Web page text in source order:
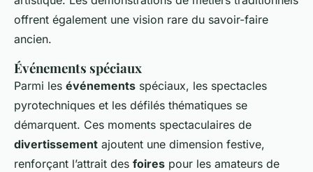
offrent également une vision rare du savoir-faire
ancien.
Événements spéciaux
Parmi les événements spéciaux, les spectacles
pyrotechniques et les défilés thématiques se
démarquent. Ces moments spectaculaires de
divertissement ajoutent une dimension festive,
renforçant l’attrait des foires pour les amateurs de